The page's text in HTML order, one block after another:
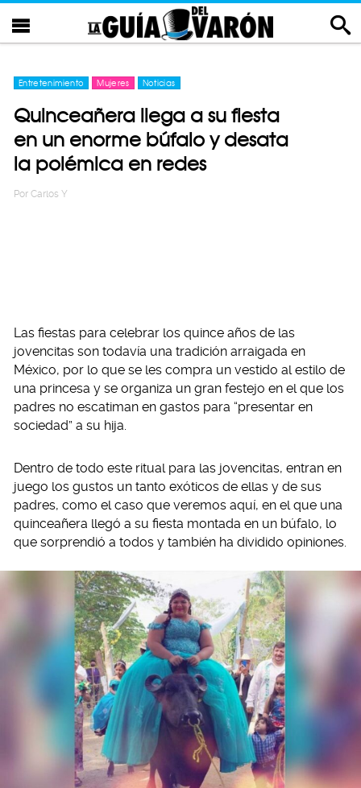
Entretenimiento Mujeres Noticias
Quinceañera llega a su fiesta
en un enorme búfalo y desata
la polémica en redes
Por Carlos Y
Las fiestas para celebrar los quince años de las
jovencitas son todavía una tradición arraigada en
México, por lo que se les compra un vestido al estilo de
una princesa y se organiza un gran festejo en el que los
padres no escatiman en gastos para “presentar en
sociedad” a su hija.
Dentro de todo este ritual para las jovencitas, entran en
juego los gustos un tanto exóticos de ellas y de sus
padres, como el caso que veremos aquí, en el que una
quinceañera llegó a su fiesta montada en un búfalo, lo
que sorprendió a todos y también ha dividido opiniones.